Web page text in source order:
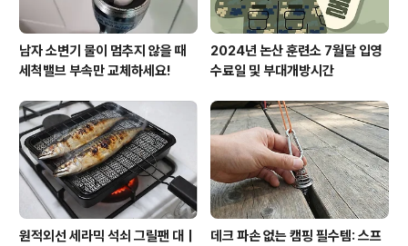
남자 소변기 물이 멈추지 않을 때
세척밸브 부속만 교체하세요!
2024년 논산 훈련소 7월달 입영
수료일 및 부대개방시간
원적외선 세라믹 석쇠 그릴팬 대｜
데크 파손 없는 캠핑 필수템: 스프